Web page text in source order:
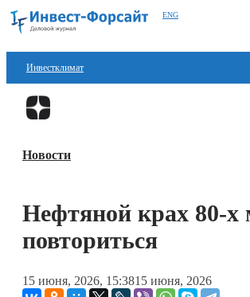
ENG
Инвестклимат
Финансы
Блокчейн
Технологии
Книги
Новости
Нефтяной крах 80-х
повториться
15 июня, 2026, 15:3815 июня, 2026